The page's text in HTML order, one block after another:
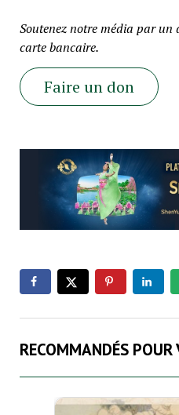
Soutenez notre média par un
carte bancaire.
Faire un don
RECOMMANDÉS POUR